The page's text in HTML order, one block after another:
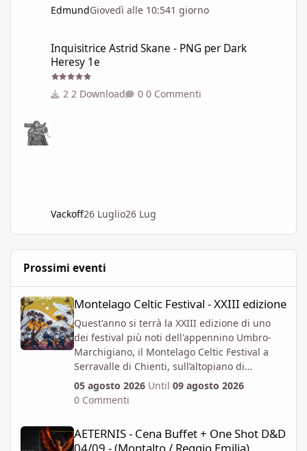
EdmundGiovedì alle 10:541 giorno
Inquisitrice Astrid Skane - PNG per Dark
Heresy 1e
2 Download 0 Commenti
Vackoff26 Luglio26 Lug
Prossimi eventi
Montelago Celtic Festival - XXIII edizione
Montelago Celtic Festival - XXIII edizione
Quest'anno si terrà la XXIII edizione di uno
dei festival più noti dell'appennino Umbro-
Marchigiano, il Montelago Celtic Festival a
Serravalle di Chienti, sull’altopiano di
Colfiorito in provincia di Macerata.
https://www.montelagocelticfestival.it/
tantochè I biglietti attualmente disponibili
05 agosto 2026 Until 09 agosto 2026
0 Commenti
AETERNIS - Cena Buffet + One Shot D&D 04/09 - (Montalto /
AETERNIS - Cena Buffet + One Shot D&D